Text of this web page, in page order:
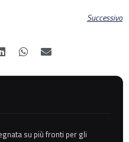
Successivo
su più fronti per gli